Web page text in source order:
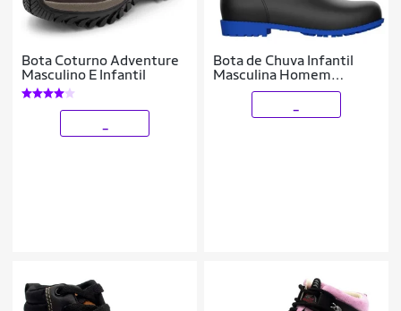
Bota Coturno Adventure
Masculino E Infantil
Bota de Chuva Infantil
Masculina Homem
Aranha